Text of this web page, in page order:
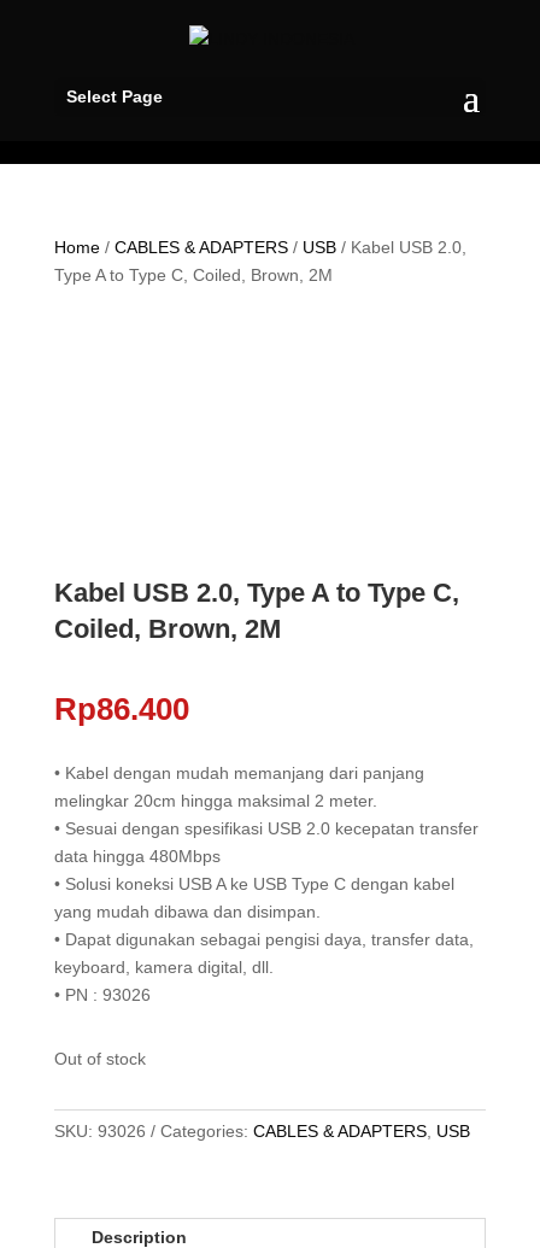
Select Page
Home/ CABLES & ADAPTERS/ USB/ Kabel USB 2.0,
Type A to Type C, Coiled, Brown, 2M
Kabel USB 2.0, Type A to Type C,
Coiled, Brown, 2M
Rp86.400
• Kabel dengan mudah memanjang dari panjang
melingkar 20cm hingga maksimal 2 meter.
• Sesuai dengan spesifikasi USB 2.0 kecepatan transfer
data hingga 480Mbps
• Solusi koneksi USB A ke USB Type C dengan kabel
yang mudah dibawa dan disimpan.
• Dapat digunakan sebagai pengisi daya, transfer data,
keyboard, kamera digital, dll.
• PN : 93026
Out of stock
SKU: 93026 Categories: CABLES & ADAPTERS, USB
Description